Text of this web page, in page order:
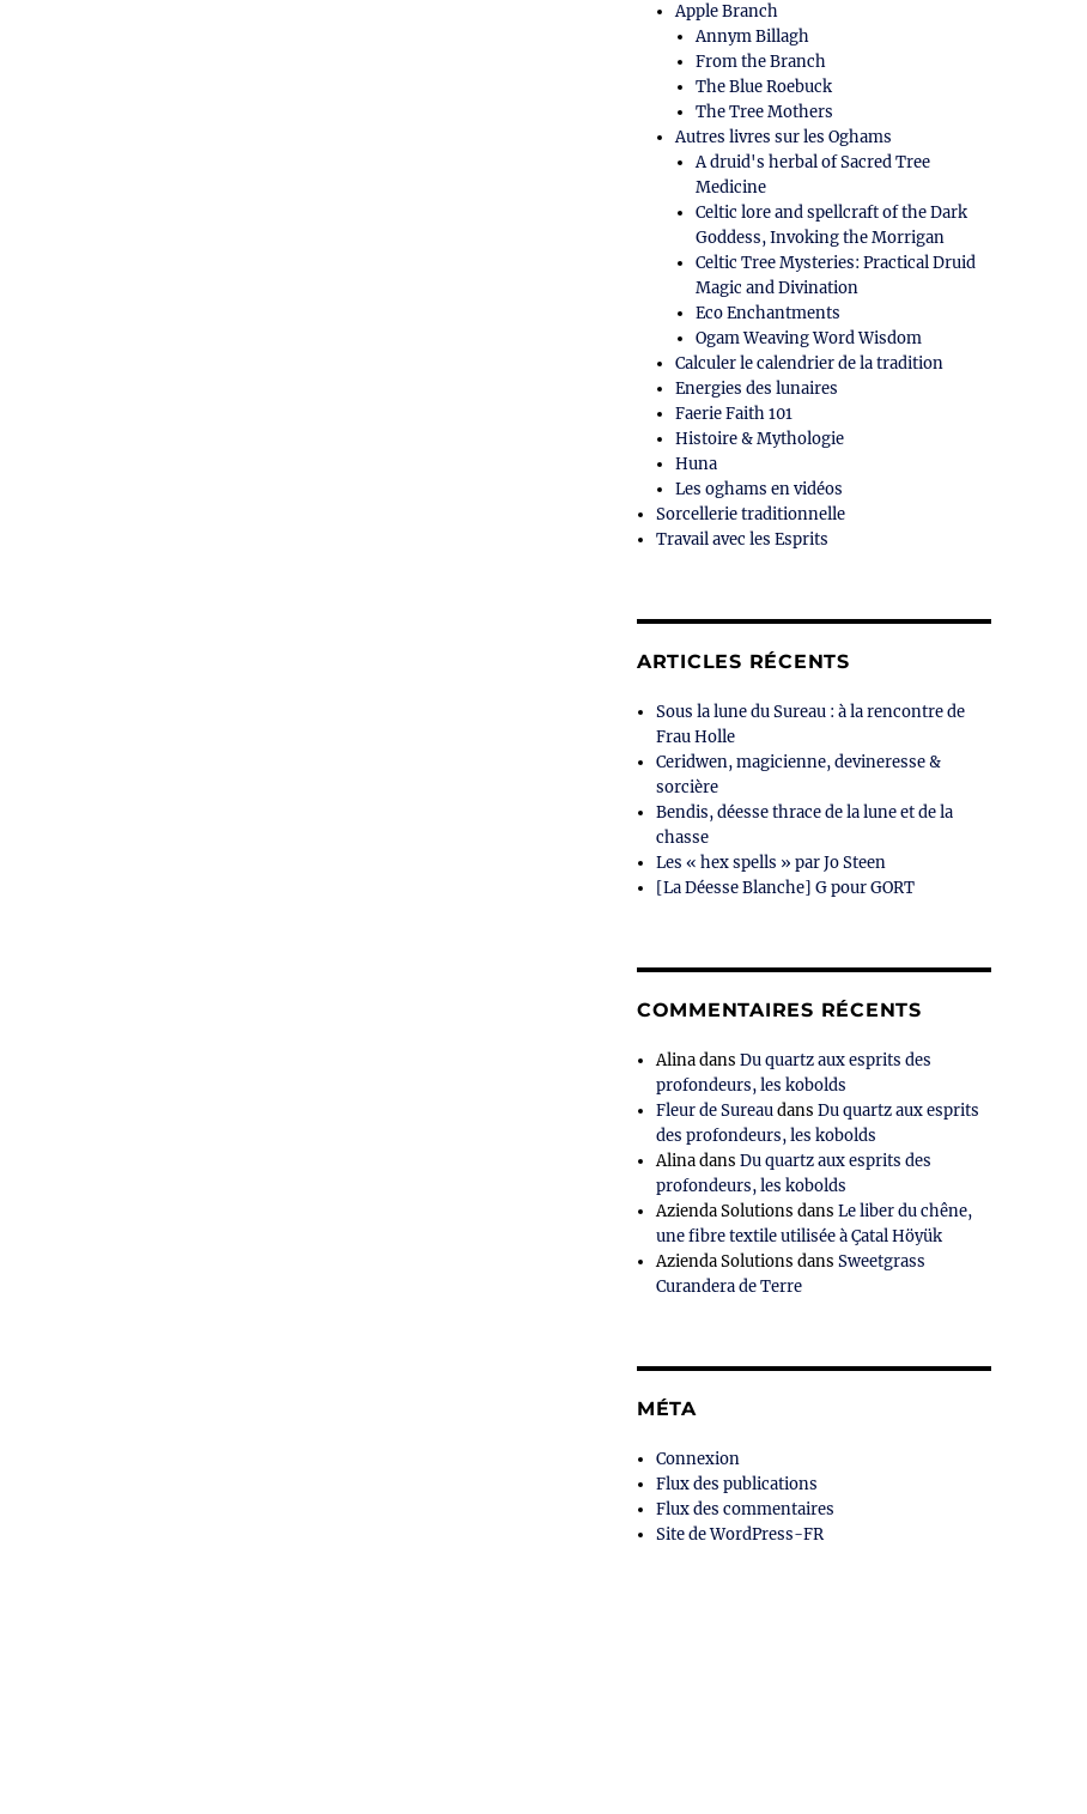
Apple Branch
Annym Billagh
From the Branch
The Blue Roebuck
The Tree Mothers
Autres livres sur les Oghams
A druid's herbal of Sacred Tree
Medicine
Celtic lore and spellcraft of the Dark
Goddess, Invoking the Morrigan
Celtic Tree Mysteries: Practical Druid
Magic and Divination
Eco Enchantments
Ogam Weaving Word Wisdom
Calculer le calendrier de la tradition
Energies des lunaires
Faerie Faith 101
Histoire & Mythologie
Huna
Les oghams en vidéos
Sorcellerie traditionnelle
Travail avec les Esprits
ARTICLES RÉCENTS
Sous la lune du Sureau : à la rencontre de
Frau Holle
Ceridwen, magicienne, devineresse &
sorcière
Bendis, déesse thrace de la lune et de la
chasse
Les « hex spells » par Jo Steen
[La Déesse Blanche] G pour GORT
COMMENTAIRES RÉCENTS
AlinadansDu quartz aux esprits des
profondeurs, les kobolds
Fleur de SureaudansDu quartz aux esprits
des profondeurs, les kobolds
AlinadansDu quartz aux esprits des
profondeurs, les kobolds
Azienda Solutions dansLe liber du chêne,
une fibre textile utilisée à Çatal Höyük
Azienda Solutions dansSweetgrass
Curandera de Terre
MÉTA
Connexion
Flux des publications
Flux des commentaires
Site de WordPress-FR